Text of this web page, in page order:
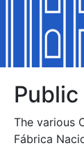
Show/
Show/
Show/Hide
Show/Hide
The various
Fábrica